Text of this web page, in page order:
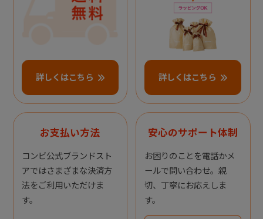
詳しくはこちら 詳しくはこちら
お支払い方法
コンビ公式ブランドスト
アではさまざまな決済方
法をご利用いただけま
す。
安心のサポート体制
お困りのことを電話かメ
ールで問い合わせ。親
切、丁寧にお応えしま
す。